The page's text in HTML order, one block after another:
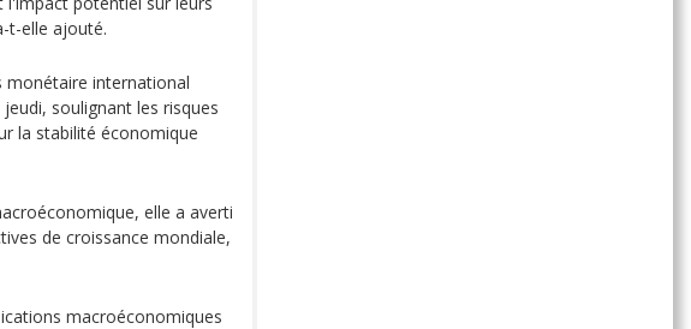
t-elle ajouté.
monétaire international
soulignant les risques
la stabilité économique
elle a averti
de croissance mondiale,
macroéconomiques